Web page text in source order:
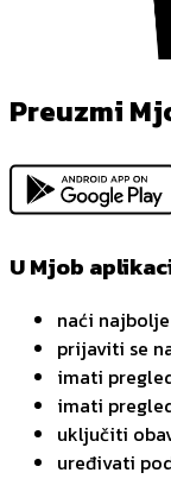
Preuzmi
U Mjob
naći
prijaviti se
imati
imati
uključiti
uređivati